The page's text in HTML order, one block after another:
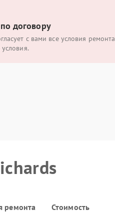
договору
с вами все условия
ремонта Стоимость